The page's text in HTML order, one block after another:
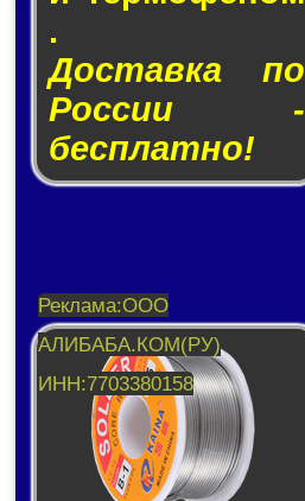
.
Доставка по
России -
бесплатно!